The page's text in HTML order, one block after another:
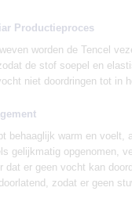
Productieproces
worden de Tencel
de stof soepel en
niet doordringen tot in
behaaglijk warm en voelt,
gelijkmatig opgenomen,
dat er geen vocht kan
zodat er geen